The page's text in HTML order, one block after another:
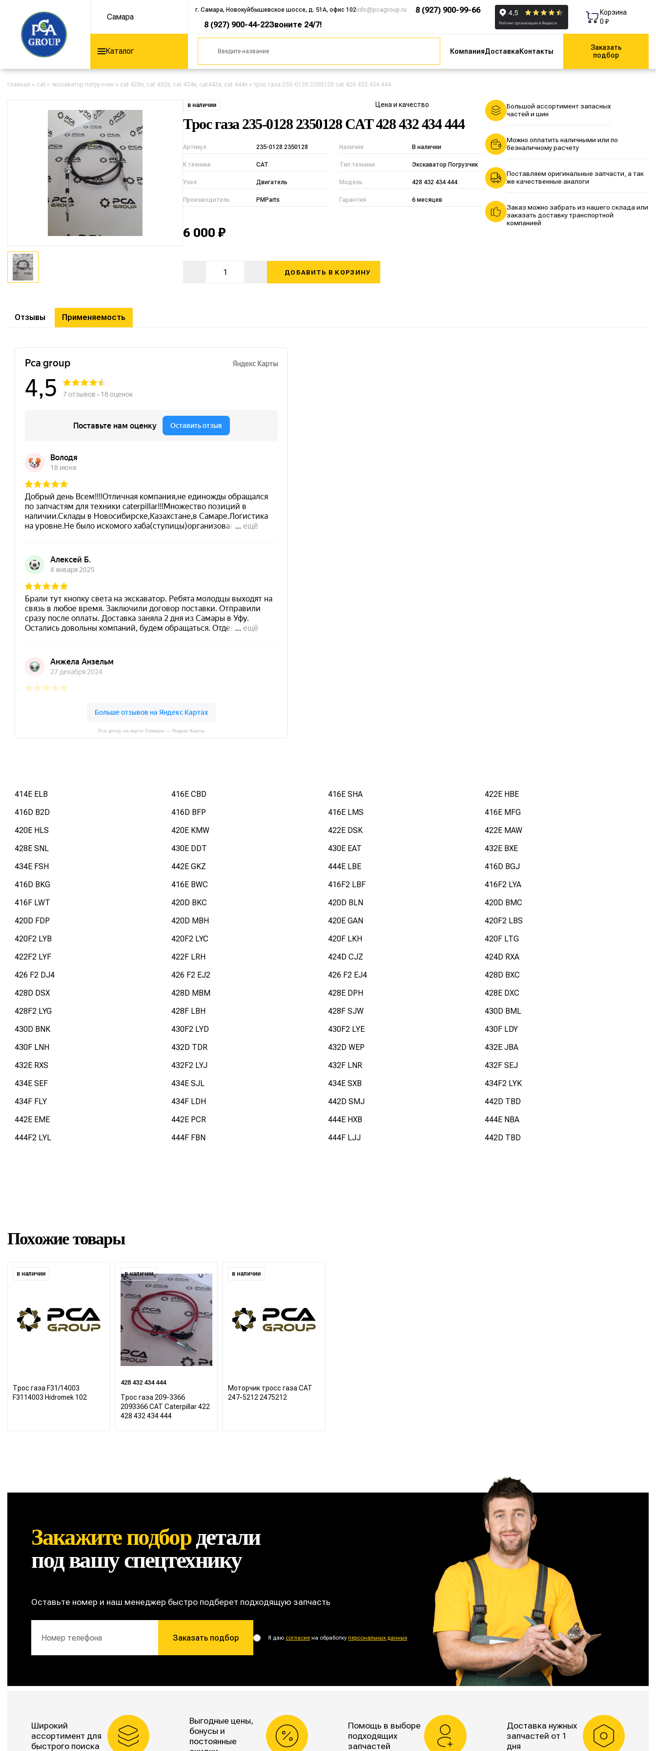
Самара
г. Самара, Новокуйбышевское шоссе, д. 51А, офис 102info@pcagroup.ru
8 (927) 900-99-66
8 (927) 900-44-22Звоните 24/7!
Корзина
0 ₽
Каталог КомпанияДоставкаКонтакты
Заказать
подбор
главная » cat » экскаватор погрузчик » cat 428e, cat 432e, cat 434e, cat442e, cat 444e » трос газа 235-0128 2350128 cat 428 432 434 444
в наличии Цена и качество
Трос газа 235-0128 2350128 CAT 428 432 434 444
Артикул 235-0128 2350128 Наличие В наличии
К технике CAT Тип техники Экскаватор Погрузчик
Узел Двигатель Модель 428 432 434 444
Производитель PMParts Гарантия 6 месяцев
6 000 ₽
ДОБАВИТЬ В КОРЗИНУ
Большой ассортимент запасных
частей и шин
Можно оплатить наличными или по
безналичному расчету
Поставляем оригинальные запчасти, а так
же качественные аналоги
Заказ можно забрать из нашего склада или
заказать доставку транспортной
компанией
Отзывы Применяемость
Pca group на карте Самары — Яндекс Карты
414E ELB 416E CBD 416E SHA
422E HBE
416D B2D
416D BFP 416E LMS
416E MFG
420E HLS
420E KMW 422E DSK
422E MAW
428E SNL
430E DDT 430E EAT
432E BXE
434E FSH
442E GKZ 444E LBE
416D BGJ
416D BKG
416E BWC 416F2 LBF
416F2 LYA
416F LWT
420D BKC 420D BLN
420D BMC
420D FDP
420D MBH 420E GAN
420F2 LBS
420F2 LYB
420F2 LYC 420F LKH
420F LTG
422F2 LYF
422F LRH 424D CJZ
424D RXA
426 F2 DJ4
426 F2 EJ2 426 F2 EJ4
428D BXC
428D DSX
428D MBM 428E DPH
428E DXC
428F2 LYG
428F LBH 428F SJW
430D BML
430D BNK
430F2 LYD 430F2 LYE
430F LDY
430F LNH
432D TDR 432D WEP
432E JBA
432E RXS
432F2 LYJ 432F LNR
432F SEJ
434E SEF
434E SJL 434E SXB
434F2 LYK
434F FLY
434F LDH 442D SMJ
442D TBD
442E EME
442E PCR 444E HXB
444E NBA
444F2 LYL
444F FBN 444F LJJ 442D TBD
Похожие товары
в наличии
Трос газа F31/14003
F3114003 Hidromek 102
в наличии
428 432 434 444
Трос газа 209-3366
2093366 CAT Caterpillar 422
428 432 434 444
в наличии
Моторчик тросс газа CAT
247-5212 2475212
Закажите подбордетали
под вашу спецтехнику
Оставьте номер и наш менеджер быстро подберет подходящую запчасть
Заказать подбор Я даю согласие на обработкуперсональных данных
Широкий
ассортимент для
быстрого поиска
Выгодные цены,
бонусы и
постоянные
Помощь в выборе
подходящих
запчастей
Доставка нужных
запчастей от 1
дня